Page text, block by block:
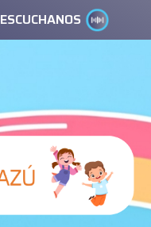
ESCUCHANOS